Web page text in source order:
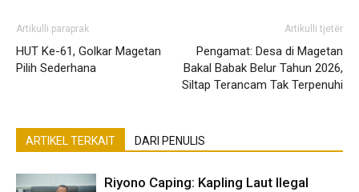
Artikulli paraprak
HUT Ke-61, Golkar Magetan
Pilih Sederhana
Artikulli tjetër
Pengamat: Desa di Magetan
Bakal Babak Belur Tahun 2026,
Siltap Terancam Tak Terpenuhi
ARTIKEL TERKAIT DARI PENULIS
Riyono Caping: Kapling Laut Ilegal